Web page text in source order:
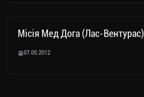
Місія Мед Дога (Лас-Вентурас)
07.05.2012